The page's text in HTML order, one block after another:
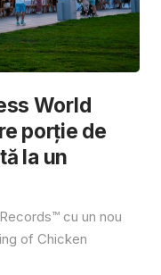
World
porție de
la un
cu un nou
of Chicken